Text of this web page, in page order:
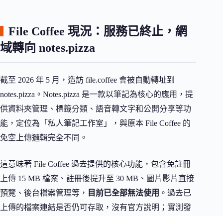
File Coffee 現況：服務已終止，網
域轉向 notes.pizza
截至 2026 年 5 月，造訪 file.coffee 會被自動轉址到
notes.pizza。Notes.pizza 是一款以筆記為核心的應用，提
供資料夾管理、標籤分類、語音轉文字和公開分享等功
能，定位為「私人筆記工作室」，與原本 File Coffee 的
免空上傳邏輯完全不同。
這意味著 File Coffee 過去提供的核心功能，包含免註冊
上傳 15 MB 檔案、註冊後提升至 30 MB、圖片影片直接
預覽、後台檔案管理等， 目前已全部無法使用 。過去已
上傳的檔案連結是否仍可存取，沒有官方說明；實測發